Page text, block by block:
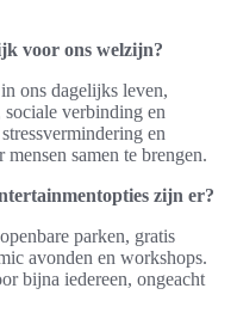
voor ons welzijn?
ons dagelijks leven,
verbinding en
en
samen te brengen.
zijn er?
parken, gratis
avonden en workshops.
bijna iedereen, ongeacht